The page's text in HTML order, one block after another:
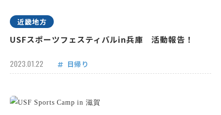
近畿地方
USFスポーツフェスティバルin兵庫 活動報告！
2023.01.22 日帰り